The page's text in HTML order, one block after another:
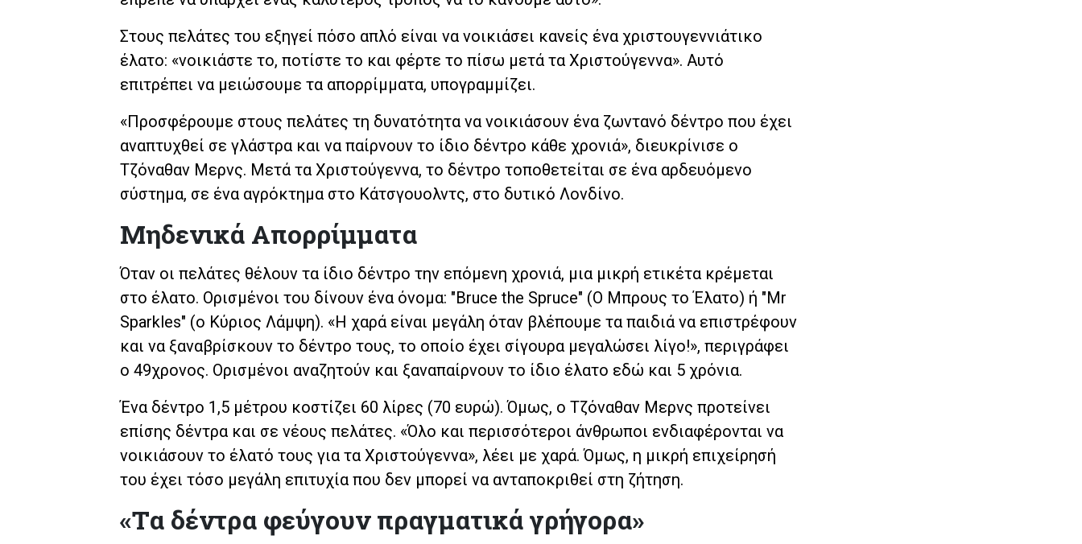
Στους πελάτες του εξηγεί πόσο απλό είναι να νοικιάσει κανείς ένα χριστουγεννιάτικο
έλατο: «νοικιάστε το, ποτίστε το και φέρτε το πίσω μετά τα Χριστούγεννα». Αυτό
επιτρέπει να μειώσουμε τα απορρίμματα, υπογραμμίζει.
«Προσφέρουμε στους πελάτες τη δυνατότητα να νοικιάσουν ένα ζωντανό δέντρο που έχει
αναπτυχθεί σε γλάστρα και να παίρνουν το ίδιο δέντρο κάθε χρονιά», διευκρίνισε ο
Τζόναθαν Μερνς. Μετά τα Χριστούγεννα, το δέντρο τοποθετείται σε ένα αρδευόμενο
σύστημα, σε ένα αγρόκτημα στο Κάτσγουολντς, στο δυτικό Λονδίνο.
Μηδενικά Απορρίμματα
Όταν οι πελάτες θέλουν τα ίδιο δέντρο την επόμενη χρονιά, μια μικρή ετικέτα κρέμεται
στο έλατο. Ορισμένοι του δίνουν ένα όνομα: "Bruce the Spruce" (Ο Μπρους το Έλατο) ή "Mr
Sparkles" (ο Κύριος Λάμψη). «Η χαρά είναι μεγάλη όταν βλέπουμε τα παιδιά να επιστρέφουν
και να ξαναβρίσκουν το δέντρο τους, το οποίο έχει σίγουρα μεγαλώσει λίγο!», περιγράφει
ο 49χρονος. Ορισμένοι αναζητούν και ξαναπαίρνουν το ίδιο έλατο εδώ και 5 χρόνια.
Ένα δέντρο 1,5 μέτρου κοστίζει 60 λίρες (70 ευρώ). Όμως, ο Τζόναθαν Μερνς προτείνει
επίσης δέντρα και σε νέους πελάτες. «Όλο και περισσότεροι άνθρωποι ενδιαφέρονται να
νοικιάσουν το έλατό τους για τα Χριστούγεννα», λέει με χαρά. Όμως, η μικρή επιχείρησή
του έχει τόσο μεγάλη επιτυχία που δεν μπορεί να ανταποκριθεί στη ζήτηση.
«Τα δέντρα φεύγουν πραγματικά γρήγορα»